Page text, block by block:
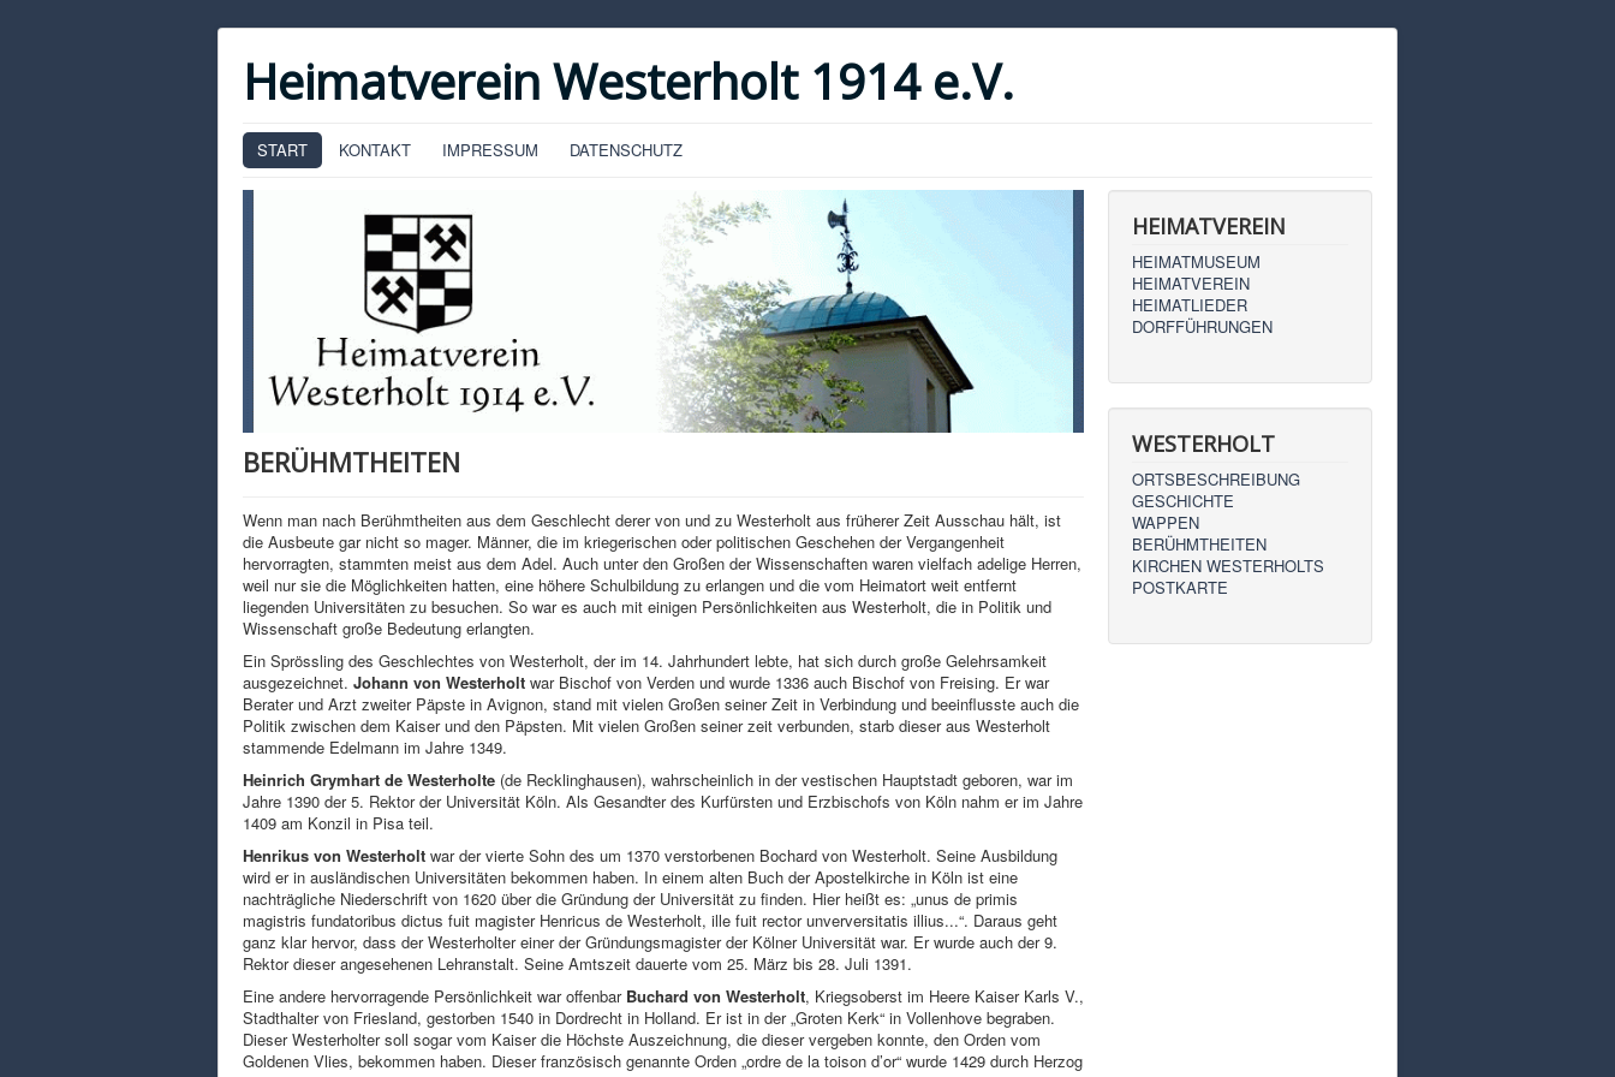
Heimatverein Westerholt 1914 e.V.
START KONTAKT IMPRESSUM DATENSCHUTZ
BERÜHMTHEITEN
Wenn man nach Berühmtheiten aus dem Geschlecht derer von und zu Westerholt aus früherer Zeit Ausschau hält, ist
die Ausbeute gar nicht so mager. Männer, die im kriegerischen oder politischen Geschehen der Vergangenheit
hervorragten, stammten meist aus dem Adel. Auch unter den Großen der Wissenschaften waren vielfach adelige Herren,
weil nur sie die Möglichkeiten hatten, eine höhere Schulbildung zu erlangen und die vom Heimatort weit entfernt
liegenden Universitäten zu besuchen. So war es auch mit einigen Persönlichkeiten aus Westerholt, die in Politik und
Wissenschaft große Bedeutung erlangten.
Ein Sprössling des Geschlechtes von Westerholt, der im 14. Jahrhundert lebte, hat sich durch große Gelehrsamkeit
ausgezeichnet. Johann von Westerholt war Bischof von Verden und wurde 1336 auch Bischof von Freising. Er war
Berater und Arzt zweiter Päpste in Avignon, stand mit vielen Großen seiner Zeit in Verbindung und beeinflusste auch die
Politik zwischen dem Kaiser und den Päpsten. Mit vielen Großen seiner zeit verbunden, starb dieser aus Westerholt
stammende Edelmann im Jahre 1349.
Heinrich Grymhart de Westerholte (de Recklinghausen), wahrscheinlich in der vestischen Hauptstadt geboren, war im
Jahre 1390 der 5. Rektor der Universität Köln. Als Gesandter des Kurfürsten und Erzbischofs von Köln nahm er im Jahre
1409 am Konzil in Pisa teil.
Henrikus von Westerholt war der vierte Sohn des um 1370 verstorbenen Bochard von Westerholt. Seine Ausbildung
wird er in ausländischen Universitäten bekommen haben. In einem alten Buch der Apostelkirche in Köln ist eine
nachträgliche Niederschrift von 1620 über die Gründung der Universität zu finden. Hier heißt es: „unus de primis
magistris fundatoribus dictus fuit magister Henricus de Westerholt, ille fuit rector unverversitatis illius...“. Daraus geht
ganz klar hervor, dass der Westerholter einer der Gründungsmagister der Kölner Universität war. Er wurde auch der 9.
Rektor dieser angesehenen Lehranstalt. Seine Amtszeit dauerte vom 25. März bis 28. Juli 1391.
Eine andere hervorragende Persönlichkeit war offenbar Buchard von Westerholt, Kriegsoberst im Heere Kaiser Karls V.,
Stadthalter von Friesland, gestorben 1540 in Dordrecht in Holland. Er ist in der „Groten Kerk“ in Vollenhove begraben.
Dieser Westerholter soll sogar vom Kaiser die Höchste Auszeichnung, die dieser vergeben konnte, den Orden vom
Goldenen Vlies, bekommen haben. Dieser französisch genannte Orden „ordre de la toison d’or“ wurde 1429 durch Herzog
HEIMATVEREIN
HEIMATMUSEUM
HEIMATVEREIN
HEIMATLIEDER
DORFFÜHRUNGEN
WESTERHOLT
ORTSBESCHREIBUNG
GESCHICHTE
WAPPEN
BERÜHMTHEITEN
KIRCHEN WESTERHOLTS
POSTKARTE